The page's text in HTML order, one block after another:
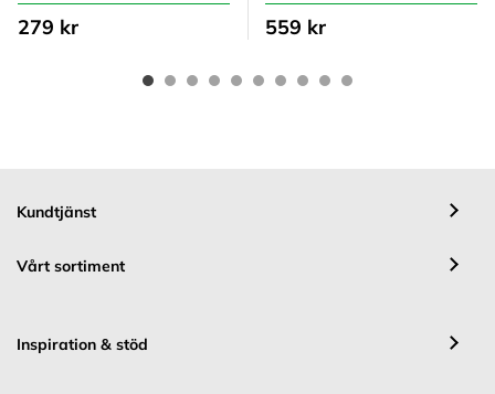
279 kr 559 kr
Kundtjänst
Vårt sortiment
Inspiration & stöd